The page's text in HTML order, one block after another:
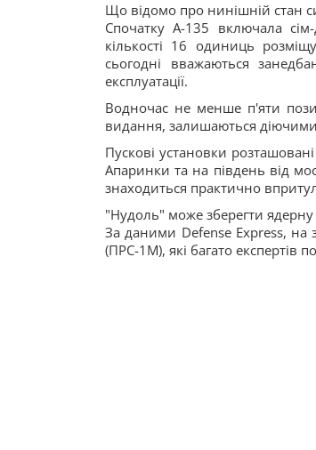
Що відомо про нинішній стан
Спочатку А-135 включала
кількості 16 одиниць
сьогодні вважаються
експлуатації.
Водночас не менше п'яти
видання, залишаються
Пускові установки
Апаринки та на південь від
знаходиться практично
"Нудоль" може зберегти
За даними Defense Express, на
(ПРС-1М), які багато експертів